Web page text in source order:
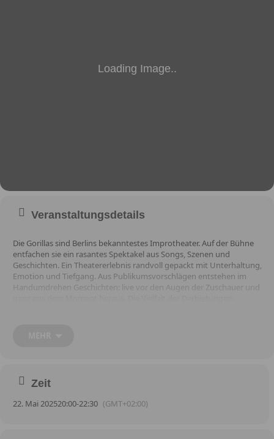
Veranstaltungsdetails
Die Gorillas sind Berlins bekanntestes Improtheater. Auf der Bühne
entfachen sie ein rasantes Spektakel aus Songs, Szenen und
Geschichten. Ein Theatererlebnis randvoll gepackt mit Unterhaltung,
Emotion und Tiefgang. Aus Publikumsvorschlägen entstehen im
Handumdrehen Geschichten: live vor den Augen der Zuschauer und
Zeit
22. Mai 202520:00-22:30 (GMT+02:00)